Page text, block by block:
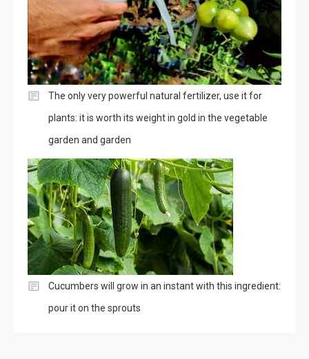
The only very powerful natural fertilizer, use it for
plants: it is worth its weight in gold in the vegetable
garden and garden
Cucumbers will grow in an instant with this ingredient:
pour it on the sprouts